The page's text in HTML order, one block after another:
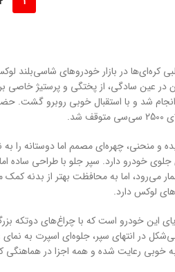
عین سادگی، از پختگی و پرستیژ خاصی
و منحنی، چهره‌ای مصمم اما دوستانه
خودرو دارد. سپر جلو با طراحی ساده
لوکس دارد.
این خودرو است که با چراغ‌های
در انتهای سپر، جلوه‌ای اسپرت به
رعایت شده و همه اجزا در هماهنگی